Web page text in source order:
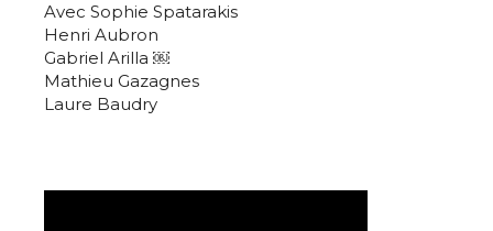
Avec Sophie Spatarakis
Henri Aubron
Gabriel Arilla ￼
Mathieu Gazagnes
Laure Baudry